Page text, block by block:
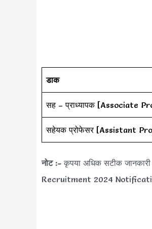
डाक
सह – प्राध्यापक [Associate
सहेयक प्रोफेसर [Assistant
नोट :- कृपया अधिक सटीक
Recruitment 2024